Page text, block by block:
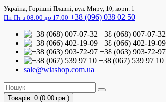
Україна, Горішні Плавні, вул. Миру, 10, корп. 1
Пн-Пт з 08:00 до 17:00 +38 (096) 038 02 50
+38 (068) 007-07-32
+38 (066) 402-19-09
+38 (063) 903-72-97
+38 (067) 539 97 10
sale@wiashop.com.ua
Товарів: 0 (0.00 грн.)